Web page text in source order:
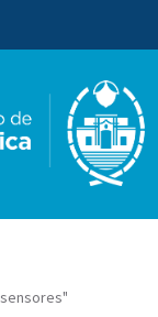
Biblioteca